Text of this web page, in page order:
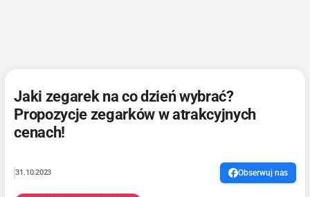
Jaki zegarek na co dzień wybrać?
Propozycje zegarków w atrakcyjnych
cenach!
31.10.2023 Obserwuj nas